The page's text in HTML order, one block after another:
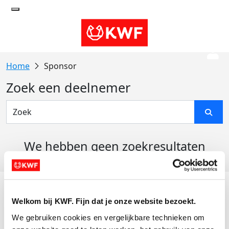
Welkom bij KWF. Fijn dat je onze website bezoekt.
We gebruiken cookies en vergelijkbare technieken om
Sponsor
Zoek een deelnemer
We hebben geen zoekresultaten
Actiematerialen
Evenementen